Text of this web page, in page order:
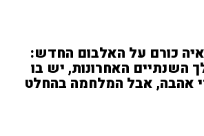
איה כורם על האלבום החדש:
השנתיים האחרונות, יש בו
אהבה, אבל המלחמה בהחלט